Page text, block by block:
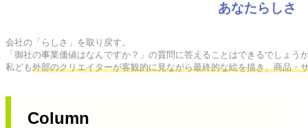
あなたらしさ
会社の「らしさ」を取り戻す。
「御社の事業価値はなんですか？」の質問に答えることはできるでしょう
私ども外部のクリエイターが客観的に見ながら最終的な絵を描き、商品・
Column